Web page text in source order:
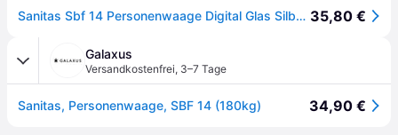
Sanitas Sbf 14 Personenwaage Digital Glas Silber 180kg Körperfettanalyse 35,80 €
Galaxus
Versandkostenfrei, 3–7 Tage
Sanitas, Personenwaage, SBF 14 (180kg) 34,90 €